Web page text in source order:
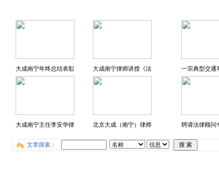
大成南宁年终总结表彰 大成南宁律师讲授《法
大成南宁主任李安华律 北京大成（南宁）律师
一宗典型交通
聘请法律顾问
文章搜索：